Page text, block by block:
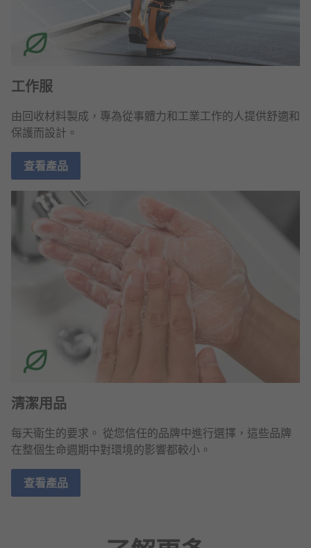
工作服
由回收材料製成，專為從事體力和工業工作的人提供舒適和
保護而設計。
查看產品
清潔用品
每天衛生的要求。 從您信任的品牌中進行選擇，這些品牌
在整個生命週期中對環境的影響都較小。
查看產品